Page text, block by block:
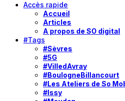
Accès rapide
Accueil
Articles
A propos de SO digital
#Tags
#Sèvres
#5G
#VilledAvray
#BoulogneBillancourt
#Les Ateliers de So
#Issy